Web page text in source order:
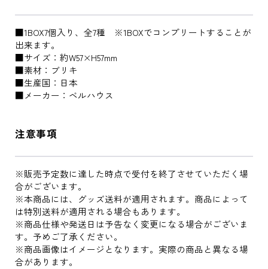
■1BOX7個入り、全7種 ※1BOXでコンプリートすることが
出来ます。
■サイズ：約W57×H57mm
■素材：ブリキ
■生産国：日本
■メーカー：ベルハウス
注意事項
※販売予定数に達した時点で受付を終了させていただく場
合がございます。
※本商品には、グッズ送料が適用されます。商品によって
は特別送料が適用される場合もあります。
※商品仕様や発送日は予告なく変更になる場合がございま
す。予めご了承ください。
※商品画像はイメージとなります。実際の商品と異なる場
合があります。